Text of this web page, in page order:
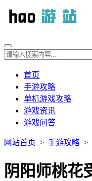
首页
手游攻略
单机游戏攻略
游戏资讯
游戏问答
网站首页 > 手游攻略 >
阴阳师桃花